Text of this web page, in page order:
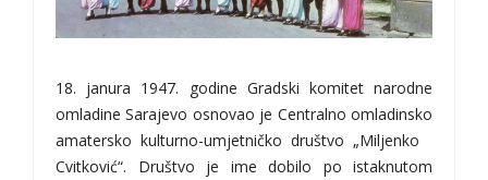
18. janura 1947. godine Gradski komitet narodne
omladine Sarajevo osnovao je Centralno omladinsko
amatersko kulturno-umjetničko društvo „Miljenko
Cvitković“. Društvo je ime dobilo po istaknutom